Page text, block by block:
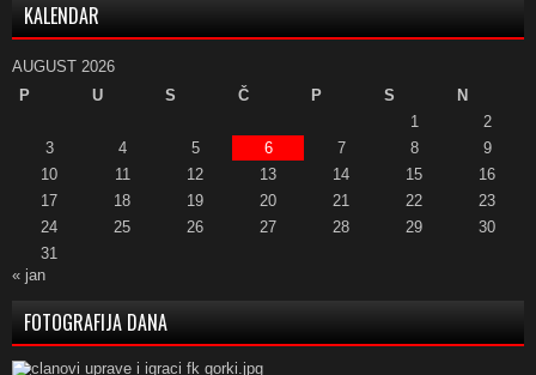
KALENDAR
AUGUST 2026
P
U S Č P S
N
1
2
3
4 5 6 7 8
9
10
11 12 13 14 15
16
17
18 19 20 21 22
23
24
25 26 27 28 29
30
31
« jan
FOTOGRAFIJA DANA